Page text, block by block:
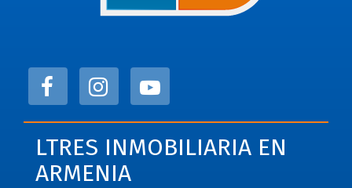
LTRES INMOBILIARIA EN
ARMENIA